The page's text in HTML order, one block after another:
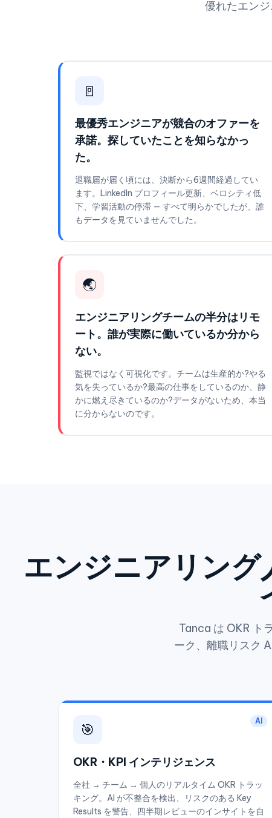
優れたエン
🚪
最優秀エンジニアが競合のオファーを
承諾。探していたことを知らなかっ
た。
退職届が届く頃には、決断から6週間経過してい
ます。LinkedIn プロフィール更新、ベロシティ低
下、学習活動の停滞 — すべて明らかでしたが、誰
もデータを見ていませんでした。
🌏
エンジニアリングチームの半分はリモ
ート。誰が実際に働いているか分から
ない。
監視ではなく可視化です。チームは生産的か?やる
気を失っているか?最高の仕事をしているのか、静
かに燃え尽きているのか?データがないため、本当
に分からないのです。
エンジニアリング
Tanca は OKR ト
ーク、離職リスク
🎯 AI
OKR・KPI インテリジェンス
全社 → チーム → 個人のリアルタイム OKR トラッ
キング。AI が不整合を検出、リスクのある Key
Results を警告、四半期レビューのインサイトを自